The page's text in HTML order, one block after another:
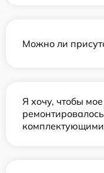
Можно ли
Я хочу, чтобы мое